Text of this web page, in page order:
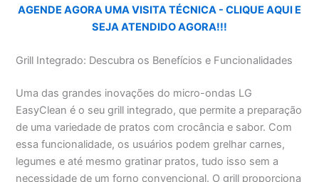
AGENDE AGORA UMA VISITA TÉCNICA - CLIQUE AQUI E
SEJA ATENDIDO AGORA!!!
Grill Integrado: Descubra os Benefícios e Funcionalidades
Uma das grandes inovações do micro-ondas LG
EasyClean é o seu grill integrado, que permite a preparação
de uma variedade de pratos com crocância e sabor. Com
essa funcionalidade, os usuários podem grelhar carnes,
legumes e até mesmo gratinar pratos, tudo isso sem a
necessidade de um forno convencional. O grill proporciona